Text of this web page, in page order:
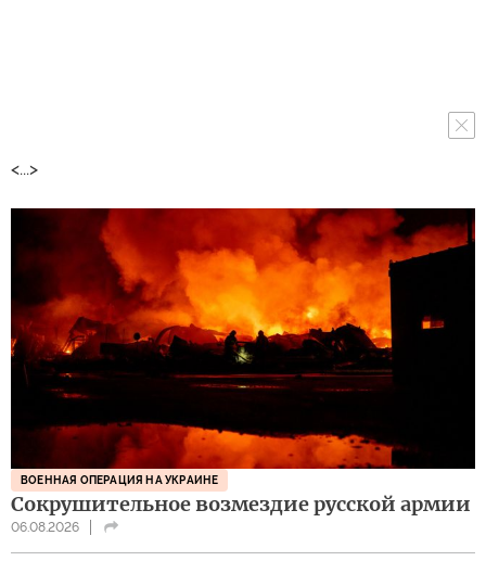
<...>
ВОЕННАЯ ОПЕРАЦИЯ НА УКРАИНЕ
Сокрушительное возмездие русской армии
06.08.2026